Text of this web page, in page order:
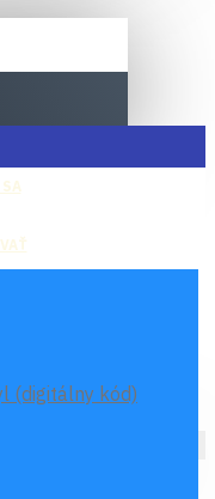
(digitálny kód)